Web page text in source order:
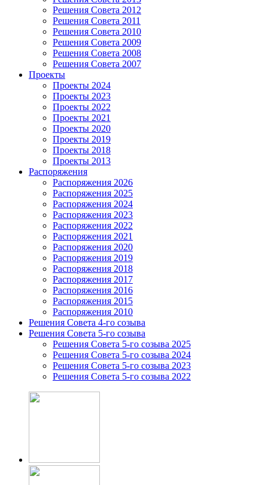
Решения Совета 2012
Решения Совета 2011
Решения Совета 2010
Решения Совета 2009
Решения Совета 2008
Решения Совета 2007
Проекты
Проекты 2024
Проекты 2023
Проекты 2022
Проекты 2021
Проекты 2020
Проекты 2019
Проекты 2018
Проекты 2013
Распоряжения
Распоряжения 2026
Распоряжения 2025
Распоряжения 2024
Распоряжения 2023
Распоряжения 2022
Распоряжения 2021
Распоряжения 2020
Распоряжения 2019
Распоряжения 2018
Распоряжения 2017
Распоряжения 2016
Распоряжения 2015
Распоряжения 2010
Решения Совета 4-го созыва
Решения Совета 5-го созыва
Решения Совета 5-го созыва 2025
Решения Совета 5-го созыва 2024
Решения Совета 5-го созыва 2023
Решения Совета 5-го созыва 2022